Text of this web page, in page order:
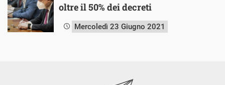
oltre il 50% dei decreti
Mercoledì 23 Giugno 2021